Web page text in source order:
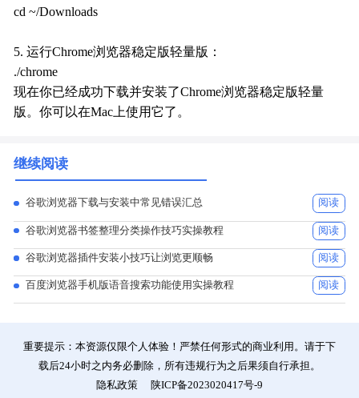
cd ~/Downloads
5. 运行Chrome浏览器稳定版轻量版：
./chrome
现在你已经成功下载并安装了Chrome浏览器稳定版轻量
版。你可以在Mac上使用它了。
继续阅读
谷歌浏览器下载与安装中常见错误汇总 阅读
谷歌浏览器书签整理分类操作技巧实操教程 阅读
谷歌浏览器插件安装小技巧让浏览更顺畅 阅读
百度浏览器手机版语音搜索功能使用实操教程 阅读
重要提示：本资源仅限个人体验！严禁任何形式的商业利用。请于下
载后24小时之内务必删除，所有违规行为之后果须自行承担。
隐私政策
陕ICP备2023020417号-9